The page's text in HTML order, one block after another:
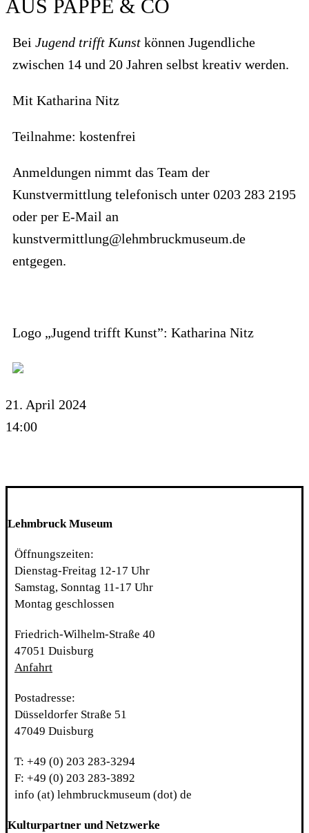
AUS PAPPE & CO
Bei Jugend trifft Kunst können Jugendliche
zwischen 14 und 20 Jahren selbst kreativ werden.
Mit Katharina Nitz
Teilnahme: kostenfrei
Anmeldungen nimmt das Team der
Kunstvermittlung telefonisch unter 0203 283 2195
oder per E-Mail an
kunstvermittlung@lehmbruckmuseum.de
entgegen.
Logo „Jugend trifft Kunst”: Katharina Nitz
21. April 2024
14:00
Lehmbruck Museum
Öffnungszeiten:
Dienstag-Freitag 12-17 Uhr
Samstag, Sonntag 11-17 Uhr
Montag geschlossen
Friedrich-Wilhelm-Straße 40
47051 Duisburg
Anfahrt
Postadresse:
Düsseldorfer Straße 51
47049 Duisburg
T: +49 (0) 203 283-3294
F: +49 (0) 203 283-3892
info (at) lehmbruckmuseum (dot) de
Kulturpartner und Netzwerke